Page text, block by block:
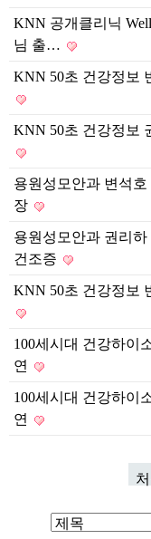
KNN 공개클리닉
님 출…
KNN 50초 건강정보
KNN 50초 건강정보
용원성모안과 변석호
장
용원성모안과 권리
건조증
KNN 50초 건강정보
100세시대 건강하이
연
100세시대 건강하이
연